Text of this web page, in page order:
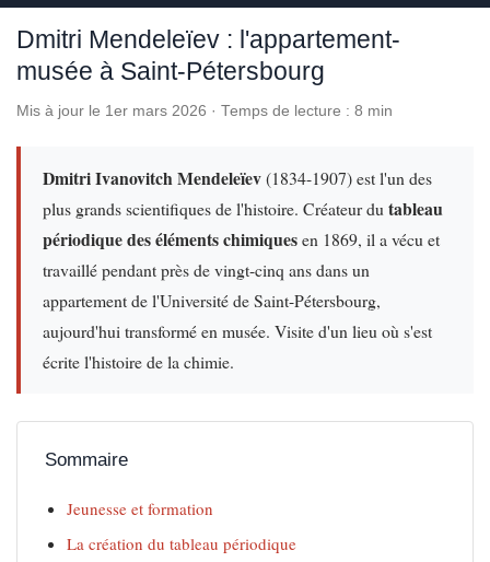
Dmitri Mendeleïev : l'appartement-
musée à Saint-Pétersbourg
Mis à jour le 1er mars 2026 · Temps de lecture : 8 min
Dmitri Ivanovitch Mendeleïev(1834-1907) est l'un des
plus grands scientifiques de l'histoire. Créateur du tableau
périodique des éléments chimiquesen 1869, il a vécu et
travaillé pendant près de vingt-cinq ans dans un
appartement de l'Université de Saint-Pétersbourg,
aujourd'hui transformé en musée. Visite d'un lieu où s'est
écrite l'histoire de la chimie.
Sommaire
Jeunesse et formation
La création du tableau périodique